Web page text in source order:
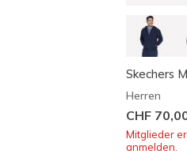
Skechers
Herren
CHF
Mitglieder
anmelden.